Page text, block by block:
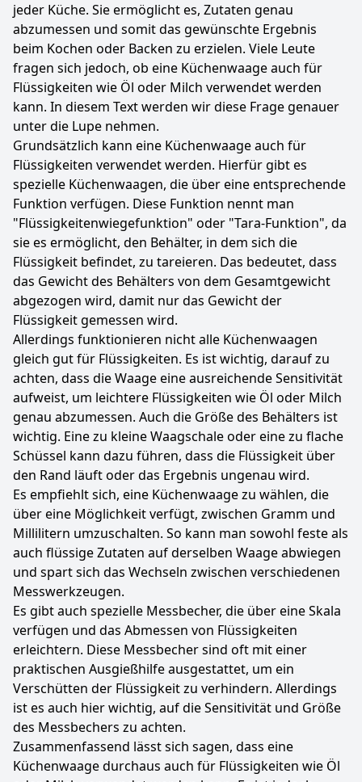
jeder Küche. Sie ermöglicht es, Zutaten genau
abzumessen und somit das gewünschte Ergebnis
beim Kochen oder Backen zu erzielen. Viele Leute
fragen sich jedoch, ob eine Küchenwaage auch für
Flüssigkeiten wie Öl oder Milch verwendet werden
kann. In diesem Text werden wir diese Frage genauer
unter die Lupe nehmen.
Grundsätzlich kann eine Küchenwaage auch für
Flüssigkeiten verwendet werden. Hierfür gibt es
spezielle Küchenwaagen, die über eine entsprechende
Funktion verfügen. Diese Funktion nennt man
"Flüssigkeitenwiegefunktion" oder "Tara-Funktion", da
sie es ermöglicht, den Behälter, in dem sich die
Flüssigkeit befindet, zu tareieren. Das bedeutet, dass
das Gewicht des Behälters von dem Gesamtgewicht
abgezogen wird, damit nur das Gewicht der
Flüssigkeit gemessen wird.
Allerdings funktionieren nicht alle Küchenwaagen
gleich gut für Flüssigkeiten. Es ist wichtig, darauf zu
achten, dass die Waage eine ausreichende Sensitivität
aufweist, um leichtere Flüssigkeiten wie Öl oder Milch
genau abzumessen. Auch die Größe des Behälters ist
wichtig. Eine zu kleine Waagschale oder eine zu flache
Schüssel kann dazu führen, dass die Flüssigkeit über
den Rand läuft oder das Ergebnis ungenau wird.
Es empfiehlt sich, eine Küchenwaage zu wählen, die
über eine Möglichkeit verfügt, zwischen Gramm und
Millilitern umzuschalten. So kann man sowohl feste als
auch flüssige Zutaten auf derselben Waage abwiegen
und spart sich das Wechseln zwischen verschiedenen
Messwerkzeugen.
Es gibt auch spezielle Messbecher, die über eine Skala
verfügen und das Abmessen von Flüssigkeiten
erleichtern. Diese Messbecher sind oft mit einer
praktischen Ausgießhilfe ausgestattet, um ein
Verschütten der Flüssigkeit zu verhindern. Allerdings
ist es auch hier wichtig, auf die Sensitivität und Größe
des Messbechers zu achten.
Zusammenfassend lässt sich sagen, dass eine
Küchenwaage durchaus auch für Flüssigkeiten wie Öl